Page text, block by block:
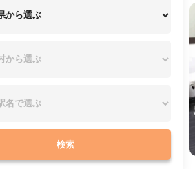
検索